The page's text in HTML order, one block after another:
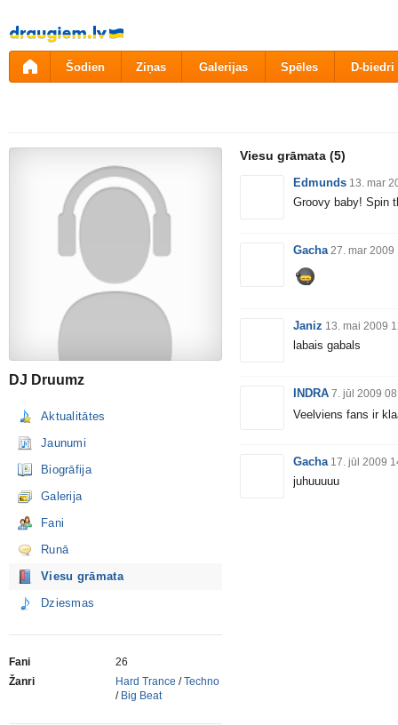
Pāriet
uz
saturu
Šodien Ziņas Galerijas Spēles D-biedri
DJ Druumz
Aktualitātes
Jaunumi
Biogrāfija
Galerija
Fani
Runā
Viesu grāmata
Dziesmas
Fani
26
Žanri
Hard Trance /Techno
/ Big Beat
Viesu grāmata (5)
Edmunds 13. mar
Groovy baby! Spin
Gacha 27. mar 2009
Janiz 13. mai 2009
labais gabals
INDRA 7. jūl 2009
Veelviens fans ir
Gacha 17. jūl 2009
juhuuuuu